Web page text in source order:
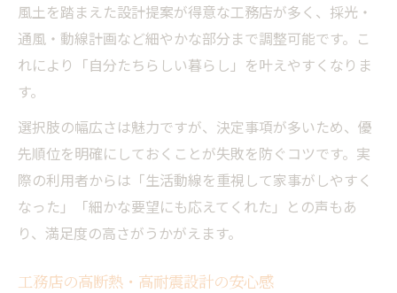
風土を踏まえた設計提案が得意な工務店が多く、採光・
通風・動線計画など細やかな部分まで調整可能です。こ
れにより「自分たちらしい暮らし」を叶えやすくなりま
す。
選択肢の幅広さは魅力ですが、決定事項が多いため、優
先順位を明確にしておくことが失敗を防ぐコツです。実
際の利用者からは「生活動線を重視して家事がしやすく
なった」「細かな要望にも応えてくれた」との声もあ
り、満足度の高さがうかがえます。
工務店の高断熱・高耐震設計の安心感